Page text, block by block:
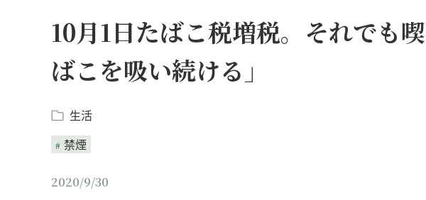
10月1日たばこ税増税。それでも
ばこを吸い続ける」
生活
禁煙
2020/9/30